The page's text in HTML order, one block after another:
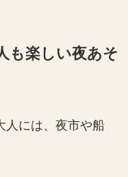
も楽しい夜あそ
人には、夜市や船